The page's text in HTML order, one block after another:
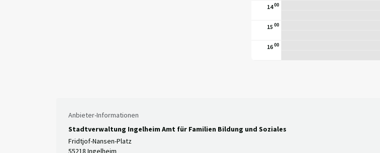
1400
15 00
1600
Anbieter-Informationen
Stadtverwaltung Ingelheim Amt für Familien Bildung und Soziales
Fridtjof-Nansen-Platz
55218 Ingelheim